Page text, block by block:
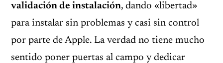
validación de instalación, dando «libertad»
para instalar sin problemas y casi sin control
por parte de Apple. La verdad no tiene mucho
sentido poner puertas al campo y dedicar